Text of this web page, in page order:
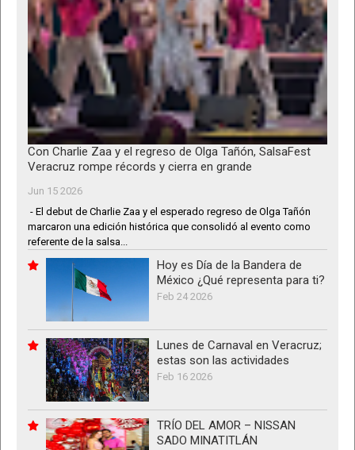
Con Charlie Zaa y el regreso de Olga Tañón, SalsaFest
Veracruz rompe récords y cierra en grande
Jun 15 2026
- El debut de Charlie Zaa y el esperado regreso de Olga Tañón
marcaron una edición histórica que consolidó al evento como
referente de la salsa...
Hoy es Día de la Bandera de
México ¿Qué representa para ti?
Feb 24 2026
Lunes de Carnaval en Veracruz;
estas son las actividades
Feb 16 2026
TRÍO DEL AMOR – NISSAN
SADO MINATITLÁN